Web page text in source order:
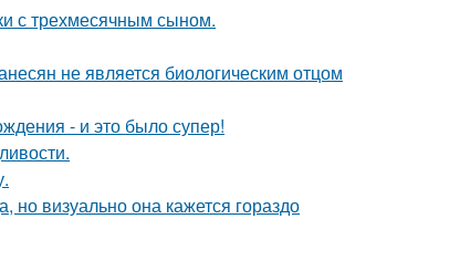
с трехмесячным сыном.
не является биологическим отцом
- и это было супер!
но визуально она кажется гораздо